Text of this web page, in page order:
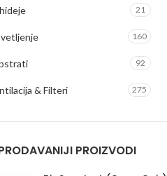
21
160
92
& Filteri 275
PROIZVODI